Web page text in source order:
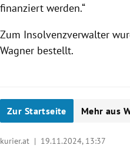
finanziert werden.“
Zum Insolvenzverwalter
Wagner bestellt.
Zur Startseite Mehr aus
kurier.at | 19.11.2024, 13:37